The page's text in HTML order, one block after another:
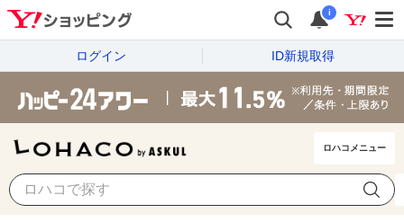
i
ログイン ID新規取得
ロハコメニュー